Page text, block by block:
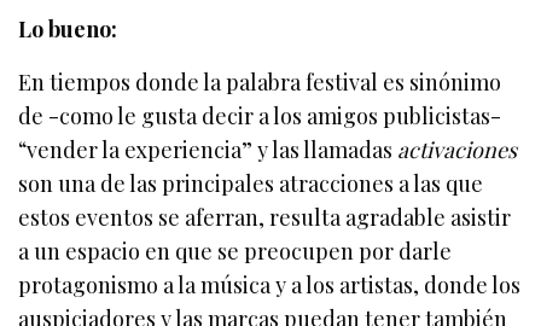
Lo bueno:
En tiempos donde la palabra festival es sinónimo
de -como le gusta decir a los amigos publicistas-
“vender la experiencia” y las llamadas activaciones
son una de las principales atracciones a las que
estos eventos se aferran, resulta agradable asistir
a un espacio en que se preocupen por darle
protagonismo a la música y a los artistas, donde los
auspiciadores y las marcas puedan tener también